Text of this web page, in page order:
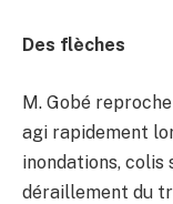
Des flèches
M. Gobé
agi rapidement
inondations,
déraillement du